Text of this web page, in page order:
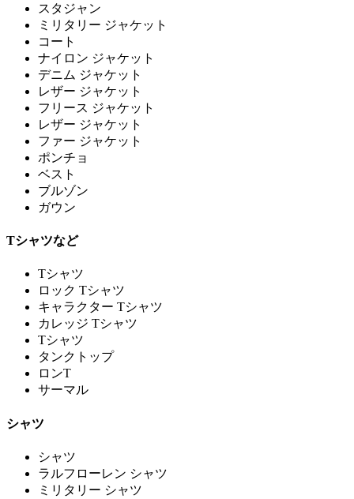
スタジャン
ミリタリー ジャケット
コート
ナイロン ジャケット
デニム ジャケット
レザー ジャケット
フリース ジャケット
レザー ジャケット
ファー ジャケット
ポンチョ
ベスト
ブルゾン
ガウン
Tシャツなど
Tシャツ
ロック Tシャツ
キャラクター Tシャツ
カレッジ Tシャツ
Tシャツ
タンクトップ
ロンT
サーマル
シャツ
シャツ
ラルフローレン シャツ
ミリタリー シャツ